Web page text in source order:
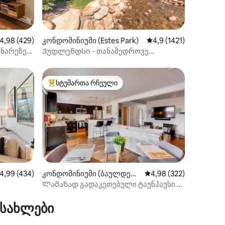
შეფასებაა 5‑დან 4,98, 429 მიმოხილვა
4,98 (429)
კონდომინიუმი (Estes Park) საშუალო შეფასებაა
4,9 (1421)
Ვუდლენდსი - თანამედროვე
ხედები
შეფასებაა 5‑დან 4,99, 434 მიმოხილვა
4,99 (434)
სტუმართა რჩეული მოწინავე ვარიანტი
სტუმართა რჩეული
კონდომინიუმი (ბაულდერ
ი)
საშუალო შეფასებაა
4,98 (322)
Ლამაზად გადაკეთებული ტაუნჰაუსი -